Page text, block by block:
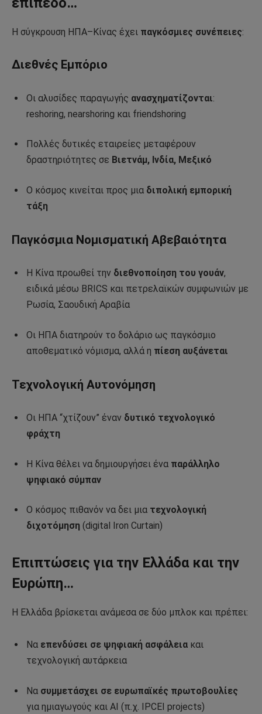
Η σύγκρουση ΗΠΑ–Κίνας έχει παγκόσμιες συνέπειες:
Διεθνές Εμπόριο
Οι αλυσίδες παραγωγής ανασχηματίζονται:
reshoring, nearshoring και friendshoring
Πολλές δυτικές εταιρείες μεταφέρουν
δραστηριότητες σε Βιετνάμ, Ινδία, Μεξικό
Ο κόσμος κινείται προς μια διπολική εμπορική
τάξη
Παγκόσμια Νομισματική Αβεβαιότητα
Η Κίνα προωθεί την διεθνοποίηση του γουάν,
ειδικά μέσω BRICS και πετρελαϊκών συμφωνιών με
Ρωσία, Σαουδική Αραβία
Οι ΗΠΑ διατηρούν το δολάριο ως παγκόσμιο
αποθεματικό νόμισμα, αλλά η πίεση αυξάνεται
Τεχνολογική Αυτονόμηση
Οι ΗΠΑ “χτίζουν” έναν δυτικό τεχνολογικό
φράχτη
Η Κίνα θέλει να δημιουργήσει ένα παράλληλο
ψηφιακό σύμπαν
Ο κόσμος πιθανόν να δει μια τεχνολογική
διχοτόμηση (digital Iron Curtain)
Επιπτώσεις για την Ελλάδα και την
Ευρώπη…
Η Ελλάδα βρίσκεται ανάμεσα σε δύο μπλοκ και πρέπει:
Να επενδύσει σε ψηφιακή ασφάλεια και
τεχνολογική αυτάρκεια
Να συμμετάσχει σε ευρωπαϊκές πρωτοβουλίες
για ημιαγωγούς και AI (π.χ. IPCEI projects)